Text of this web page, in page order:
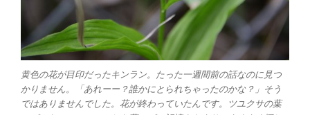
黄色の花が目印だったキンラン。たった一週間前の話なのに見つ
かりません。「あれーー？誰かにとられちゃったのかな？」そう
ではありませんでした。花が終わっていたんです。ツユクサの葉